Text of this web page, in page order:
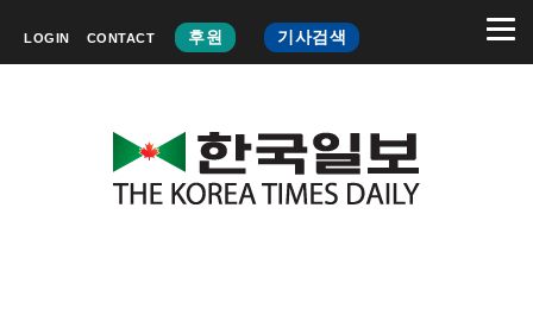
LOGIN CONTACT 후원 기사검색